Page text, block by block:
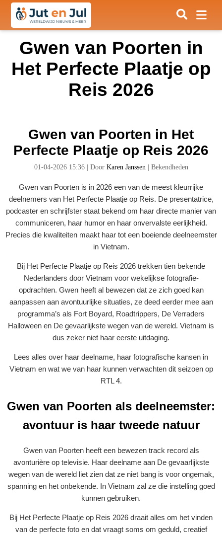
Gwen van Poorten in
Het Perfecte Plaatje op
Reis 2026
Gwen van Poorten in Het
Perfecte Plaatje op Reis 2026
01-04-2026 15:36 | Door Karen Janssen | Bekendheden
Gwen van Poorten is in 2026 een van de meest kleurrijke
deelnemers van Het Perfecte Plaatje op Reis. De presentatrice,
podcaster en schrijfster staat bekend om haar directe manier van
communiceren, haar humor en haar onvervalste eerlijkheid.
Precies die kwaliteiten maakt haar tot een boeiende deelneemster
in Vietnam.
Bij Het Perfecte Plaatje op Reis 2026 trekken tien bekende
Nederlanders door Vietnam voor wekelijkse fotografie-
opdrachten. Gwen heeft al bewezen dat ze zich goed kan
aanpassen aan avontuurlijke situaties, ze deed eerder mee aan
programma’s als Fort Boyard, Roadtrippers, De Verraders
Halloween en De gevaarlijkste wegen van de wereld. Vietnam is
dus zeker niet haar eerste uitdaging.
Lees alles over haar deelname, haar fotografische kansen in
Vietnam en wat we van haar kunnen verwachten dit seizoen op
RTL 4.
Gwen van Poorten als deelneemster:
avontuur is haar tweede natuur
Gwen van Poorten heeft een bewezen track record als
avonturière op televisie. Haar deelname aan De gevaarlijkste
wegen van de wereld liet zien dat ze niet bang is voor ongemak,
spanning en het onbekende. In Vietnam zal ze die instelling goed
kunnen gebruiken.
Bij Het Perfecte Plaatje op Reis 2026 draait alles om het vinden
van de perfecte foto en dat vraagt soms om geduld, creatief